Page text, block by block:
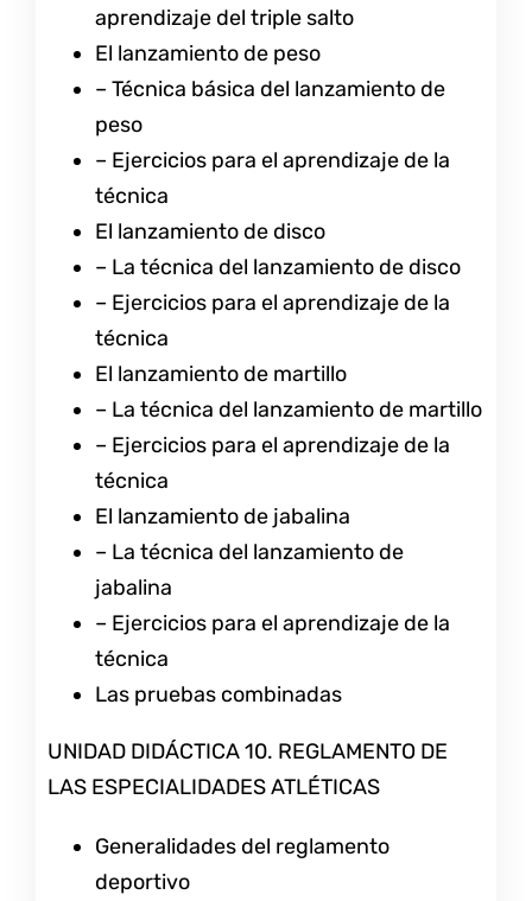
aprendizaje del triple salto
El lanzamiento de peso
– Técnica básica del lanzamiento de
peso
– Ejercicios para el aprendizaje de la
técnica
El lanzamiento de disco
– La técnica del lanzamiento de disco
– Ejercicios para el aprendizaje de la
técnica
El lanzamiento de martillo
– La técnica del lanzamiento de martillo
– Ejercicios para el aprendizaje de la
técnica
El lanzamiento de jabalina
– La técnica del lanzamiento de
jabalina
– Ejercicios para el aprendizaje de la
técnica
Las pruebas combinadas
UNIDAD DIDÁCTICA 10. REGLAMENTO DE
LAS ESPECIALIDADES ATLÉTICAS
Generalidades del reglamento
deportivo